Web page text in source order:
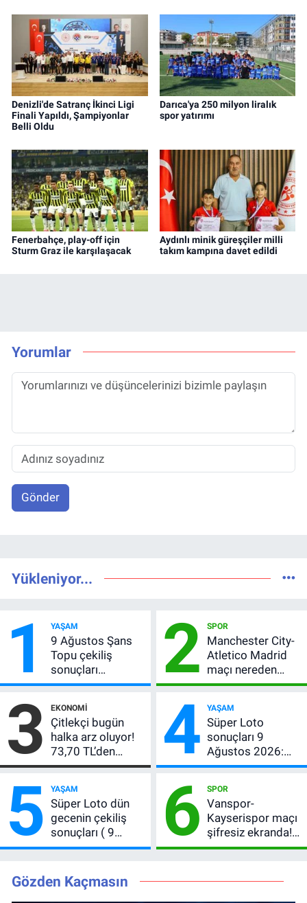
Denizli'de Satranç İkinci Ligi
Finali Yapıldı, Şampiyonlar
Belli Oldu
Darıca'ya 250 milyon liralık
spor yatırımı
Fenerbahçe, play-off için
Sturm Graz ile karşılaşacak
Aydınlı minik güreşçiler milli
takım kampına davet edildi
Yorumlar
Gönder
Yükleniyor...
1 YAŞAM
9 Ağustos Şans
Topu çekiliş
sonuçları
açıklandı! 5+1
büyük ikramiye
devretti
2 SPOR
Manchester City-
Atletico Madrid
maçı nereden
izlenir?
3 EKONOMI
Çitlekçi bugün
halka arz oluyor!
73,70 TL’den
CITAS için talep
düşer?
4 YAŞAM
Süper Loto
sonuçları 9
Ağustos 2026:
Kazanan
5 YAŞAM
Süper Loto dün
gecenin çekiliş
sonuçları ( 9
Ağustos 2026 ) 6
büyük ikramiye
devretti
6 SPOR
Vanspor-
Kayserispor maçı
şifresiz ekranda!
Saat kaçta, hangi
Gözden Kaçmasın